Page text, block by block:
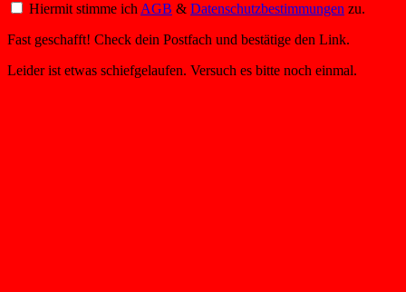
Hiermit stimme ich AGB & Datenschutzbestimmungen zu.
Fast geschafft! Check dein Postfach und bestätige den Link.
Leider ist etwas schiefgelaufen. Versuch es bitte noch einmal.